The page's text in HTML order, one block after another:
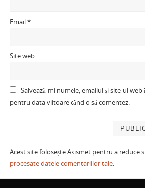
Email*
Site web
Salvează-mi numele, emailul și site-ul
pentru data viitoare când o să comentez.
Acest site folosește Akismet pentru a reduce
procesate datele comentariilor tale.